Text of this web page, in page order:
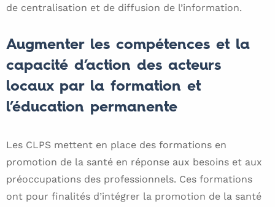
de centralisation et de diffusion de l’information.
Augmenter les compétences et la
capacité d’action des acteurs
locaux par la formation et
l’éducation permanente
Les CLPS mettent en place des formations en
promotion de la santé en réponse aux besoins et aux
préoccupations des professionnels. Ces formations
ont pour finalités d’intégrer la promotion de la santé